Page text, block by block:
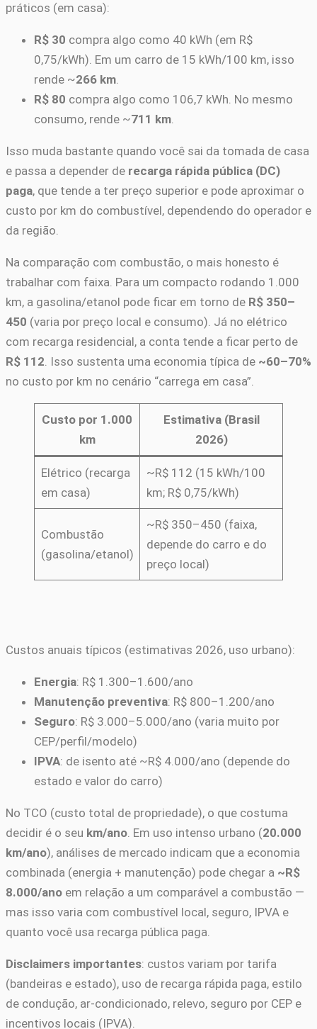
práticos (em casa):
R$ 30 compra algo como 40 kWh (em R$
0,75/kWh). Em um carro de 15 kWh/100 km, isso
rende ~266 km.
R$ 80 compra algo como 106,7 kWh. No mesmo
consumo, rende ~711 km.
Isso muda bastante quando você sai da tomada de casa
e passa a depender de recarga rápida pública (DC)
paga, que tende a ter preço superior e pode aproximar o
custo por km do combustível, dependendo do operador e
da região.
Na comparação com combustão, o mais honesto é
trabalhar com faixa. Para um compacto rodando 1.000
km, a gasolina/etanol pode ficar em torno de R$ 350–
450 (varia por preço local e consumo). Já no elétrico
com recarga residencial, a conta tende a ficar perto de
R$ 112. Isso sustenta uma economia típica de ~60–70%
no custo por km no cenário “carrega em casa”.
Custo por 1.000
km
Estimativa (Brasil
2026)
Elétrico (recarga
em casa)
~R$ 112 (15 kWh/100
km; R$ 0,75/kWh)
Combustão
(gasolina/etanol)
~R$ 350–450 (faixa,
depende do carro e do
preço local)
Custos anuais típicos (estimativas 2026, uso urbano):
Energia: R$ 1.300–1.600/ano
Manutenção preventiva: R$ 800–1.200/ano
Seguro: R$ 3.000–5.000/ano (varia muito por
CEP/perfil/modelo)
IPVA: de isento até ~R$ 4.000/ano (depende do
estado e valor do carro)
No TCO (custo total de propriedade), o que costuma
decidir é o seu km/ano. Em uso intenso urbano (20.000
km/ano), análises de mercado indicam que a economia
combinada (energia + manutenção) pode chegar a ~R$
8.000/ano em relação a um comparável a combustão —
mas isso varia com combustível local, seguro, IPVA e
quanto você usa recarga pública paga.
Disclaimers importantes: custos variam por tarifa
(bandeiras e estado), uso de recarga rápida paga, estilo
de condução, ar-condicionado, relevo, seguro por CEP e
incentivos locais (IPVA).